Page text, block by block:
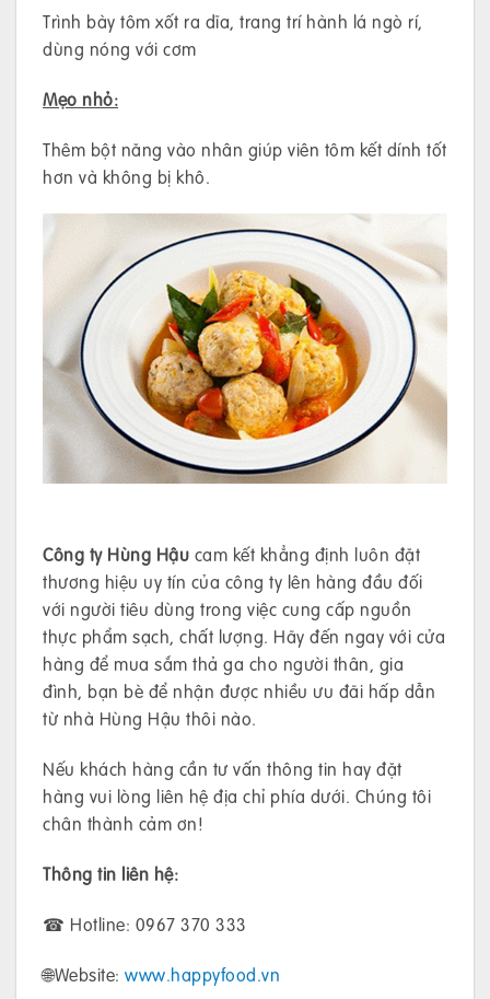
Trình bày tôm xốt ra dĩa, trang trí hành lá ngò rí,
dùng nóng với cơm
Mẹo nhỏ:
Thêm bột năng vào nhân giúp viên tôm kết dính tốt
hơn và không bị khô.
Công ty Hùng Hậu cam kết khẳng định luôn đặt
thương hiệu uy tín của công ty lên hàng đầu đối
với người tiêu dùng trong việc cung cấp nguồn
thực phẩm sạch, chất lượng. Hãy đến ngay với cửa
hàng để mua sắm thả ga cho người thân, gia
đình, bạn bè để nhận được nhiều ưu đãi hấp dẫn
từ nhà Hùng Hậu thôi nào.
Nếu khách hàng cần tư vấn thông tin hay đặt
hàng vui lòng liên hệ địa chỉ phía dưới. Chúng tôi
chân thành cảm ơn!
Thông tin liên hệ:
☎ Hotline: 0967 370 333
🌐Website: www.happyfood.vn